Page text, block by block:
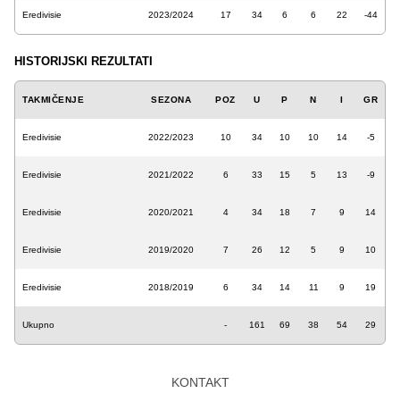
Eredivisie 2023/2024 17 34 6 6 22 -44
HISTORIJSKI REZULTATI
TAKMIČENJE SEZONA POZ U P N I GR
Eredivisie 2022/2023 10 34 10 10 14 -5
Eredivisie 2021/2022 6 33 15 5 13 -9
Eredivisie 2020/2021 4 34 18 7 9 14
Eredivisie 2019/2020 7 26 12 5 9 10
Eredivisie 2018/2019 6 34 14 11 9 19
Ukupno - 161 69 38 54 29
KONTAKT